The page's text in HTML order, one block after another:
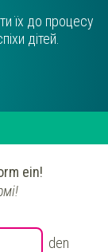
їх до процесу
дітей.
ein!
den